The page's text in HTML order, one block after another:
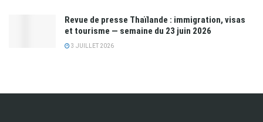
Revue de presse Thaïlande : immigration, visas
et tourisme — semaine du 23 juin 2026
3 JUILLET 2026